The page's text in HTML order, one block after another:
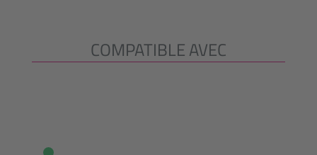
Ignorer la galerie de produits
COMPATIBLE AVEC